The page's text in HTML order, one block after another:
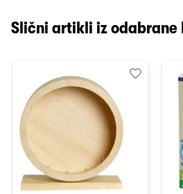
Slični artikli iz odabrane
Dodaj
Uporedi